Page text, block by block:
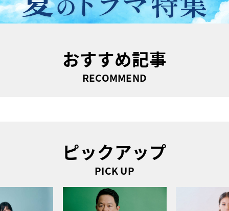
おすすめ記事
RECOMMEND
ピックアップ
PICK UP